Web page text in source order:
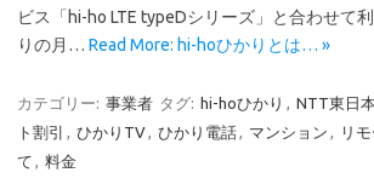
ビス「hi-ho LTE typeDシリーズ」と合わせて
りの月… Read More: hi-hoひかりとは… »
カテゴリー: 事業者 タグ: hi-hoひかり , NTT東日
ト割引 , ひかりTV, ひかり電話, マンション , リ
て , 料金